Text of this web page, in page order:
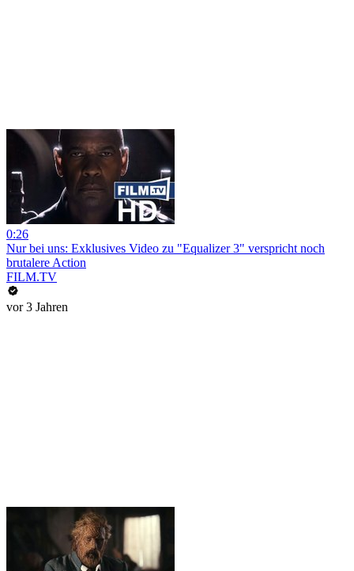
0:26
Nur bei uns: Exklusives Video zu "Equalizer 3" verspricht noch
brutalere Action
FILM.TV
vor 3 Jahren